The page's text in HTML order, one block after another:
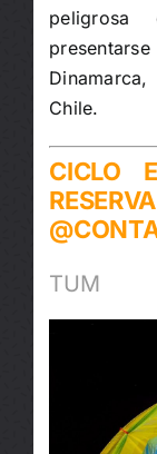
Chile.
CICLO
TUM